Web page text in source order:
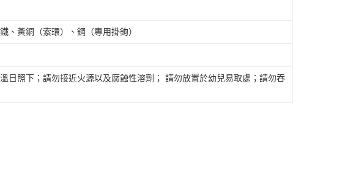
、黃銅（索環）、鋼（專用掛鉤）
日照下；請勿接近火源以及腐蝕性溶劑； 請勿放置於幼兒易取處；請勿吞